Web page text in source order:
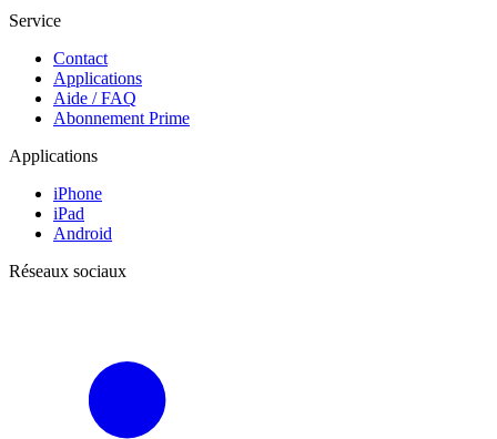
Service
Contact
Applications
Aide / FAQ
Abonnement Prime
Applications
iPhone
iPad
Android
Réseaux sociaux